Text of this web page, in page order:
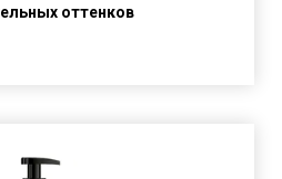
оттенков